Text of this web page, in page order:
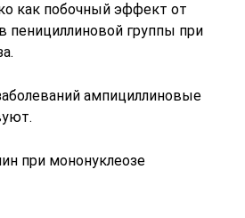
как побочный эффект от
пенициллиновой группы при
ампициллиновые
при мононуклеозе